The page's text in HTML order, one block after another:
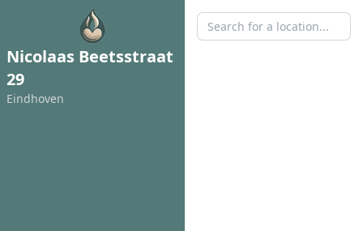
Nicolaas Beetsstraat
29
Eindhoven